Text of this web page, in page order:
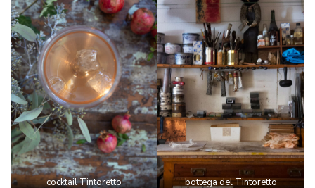
cocktail Tintoretto bottega del Tintoretto